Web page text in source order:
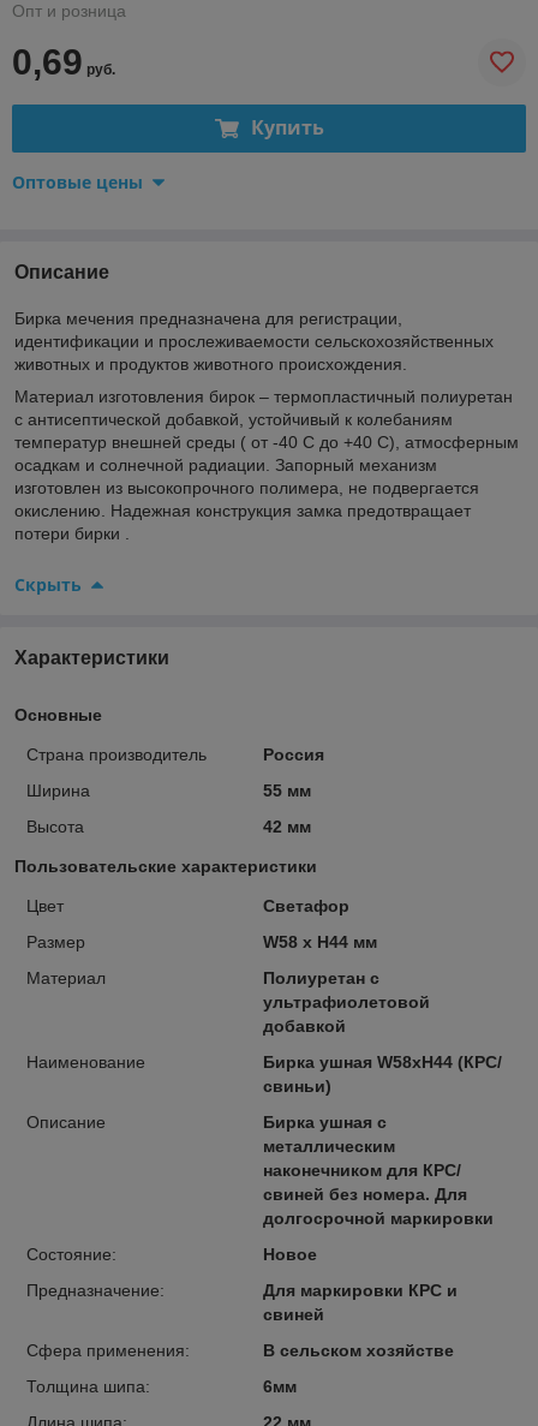
Опт и розница
0,69 руб.
Купить
Оптовые цены
Описание
Бирка мечения предназначена для регистрации,
идентификации и прослеживаемости сельскохозяйственных
животных и продуктов животного происхождения.
Материал изготовления бирок – термопластичный полиуретан
с антисептической добавкой, устойчивый к колебаниям
температур внешней среды ( от -40 С до +40 С), атмосферным
осадкам и солнечной радиации. Запорный механизм
изготовлен из высокопрочного полимера, не подвергается
окислению. Надежная конструкция замка предотвращает
потери бирки .
Скрыть
Характеристики
Основные
Страна производитель
Россия
Ширина
55 мм
Высота
42 мм
Пользовательские характеристики
Цвет
Светафор
Размер
W58 x H44 мм
Материал
Полиуретан с
ультрафиолетовой
добавкой
Наименование
Бирка ушная W58xH44 (КРС/
свиньи)
Описание
Бирка ушная с
металлическим
наконечником для КРС/
свиней без номера. Для
долгосрочной маркировки
Состояние:
Новое
Предназначение:
Для маркировки КРС и
свиней
Сфера применения:
В сельском хозяйстве
Толщина шипа:
6мм
Длина шипа:
22 мм